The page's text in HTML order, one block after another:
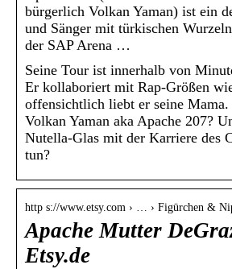
bürgerlich Volkan Yaman) ist ein
und Sänger mit türkischen
der SAP Arena …
Seine Tour ist innerhalb von
Er kollaboriert mit Rap-Größen
offensichtlich liebt er seine
Volkan Yaman aka Apache 207?
Nutella-Glas mit der Karriere des
tun?
http s://www.etsy.com › … › Figürchen &
Apache Mutter
Etsy.de